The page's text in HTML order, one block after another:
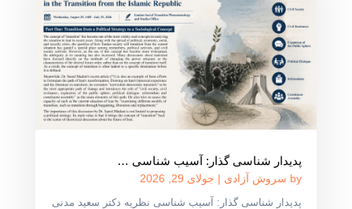
پدیدار شناسی گذار: آسیب شناسی …
by سروش آزادی | جولای 29, 2026
پدیدار شناسی گذار: آسیب شناسی نظریه دکتر سعید مدنی